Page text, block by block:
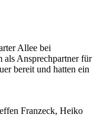
Allee bei
als Ansprechpartner für
bereit und hatten ein
Franzeck, Heiko